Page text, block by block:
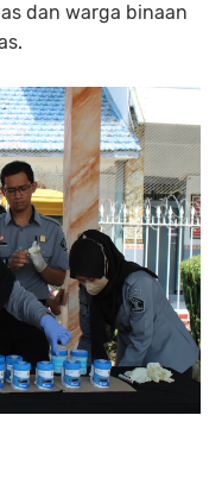
dan warga binaan